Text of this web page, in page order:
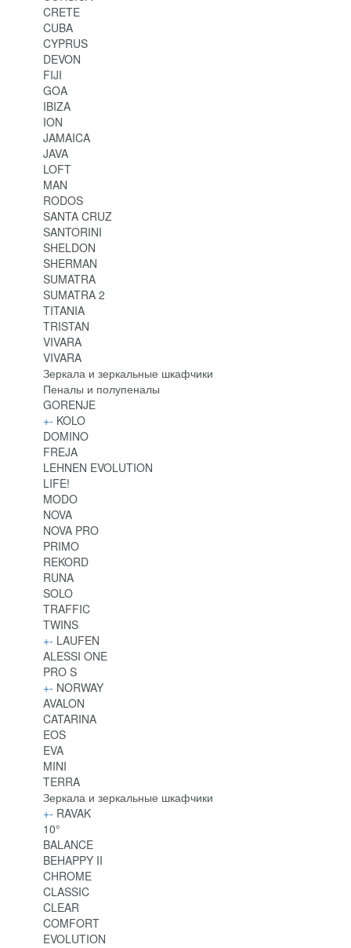
CRETE
CUBA
CYPRUS
DEVON
FIJI
GOA
IBIZA
ION
JAMAICA
JAVA
LOFT
MAN
RODOS
SANTA CRUZ
SANTORINI
SHELDON
SHERMAN
SUMATRA
SUMATRA 2
TITANIA
TRISTAN
VIVARA
VIVARA
Зеркала и зеркальные шкафчики
Пеналы и полупеналы
GORENJE
+- KOLO
DOMINO
FREJA
LEHNEN EVOLUTION
LIFE!
MODO
NOVA
NOVA PRO
PRIMO
REKORD
RUNA
SOLO
TRAFFIC
TWINS
+- LAUFEN
ALESSI ONE
PRO S
+- NORWAY
AVALON
CATARINA
EOS
EVA
MINI
TERRA
Зеркала и зеркальные шкафчики
+- RAVAK
10°
BALANCE
BEHAPPY II
CHROME
CLASSIC
CLEAR
COMFORT
EVOLUTION